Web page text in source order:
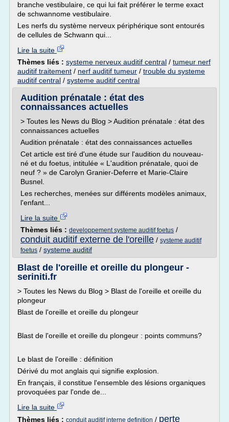
branche vestibulaire, ce qui lui fait préférer le terme exact
de schwannome vestibulaire.
Les nerfs du système nerveux périphérique sont entourés
de cellules de Schwann qui...
Lire la suite
Thèmes liés : systeme nerveux auditif central / tumeur nerf
auditif traitement / nerf auditif tumeur / trouble du systeme
auditif central / systeme auditif central
Audition prénatale : état des
connaissances actuelles
> Toutes les News du Blog > Audition prénatale : état des
connaissances actuelles
Audition prénatale : état des connaissances actuelles
Cet article est tiré d'une étude sur l'audition du nouveau-
né et du foetus, intitulée « L'audition prénatale, quoi de
neuf ? » de Carolyn Granier-Deferre et Marie-Claire
Busnel.
Les recherches, menées sur différents modèles animaux,
l'enfant...
Lire la suite
Thèmes liés : developpement systeme auditif foetus /
conduit auditif externe de l'oreille / systeme auditif
foetus / systeme auditif
Blast de l'oreille et oreille du plongeur -
seriniti.fr
> Toutes les News du Blog > Blast de l'oreille et oreille du
plongeur
Blast de l'oreille et oreille du plongeur
Blast de l'oreille et oreille du plongeur : points communs?
Le blast de l'oreille : définition
Dérivé du mot anglais qui signifie explosion.
En français, il constitue l'ensemble des lésions organiques
provoquées par l'onde de...
Lire la suite
Thèmes liés : conduit auditif interne definition / perte